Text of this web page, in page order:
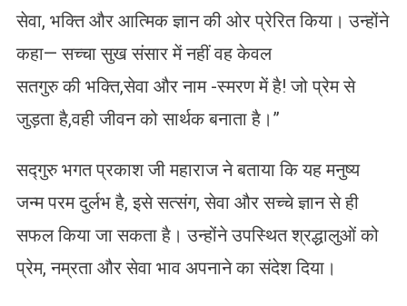
सेवा, भक्ति और आत्मिक ज्ञान की ओर प्रेरित किया। उन्होंने
कहा— सच्चा सुख संसार में नहीं वह केवल
सतगुरु की भक्ति,सेवा और नाम -स्मरण में है! जो प्रेम से
जुड़ता है,वही जीवन को सार्थक बनाता है।”
सद्गुरु भगत प्रकाश जी महाराज ने बताया कि यह मनुष्य
जन्म परम दुर्लभ है, इसे सत्संग, सेवा और सच्चे ज्ञान से ही
सफल किया जा सकता है। उन्होंने उपस्थित श्रद्धालुओं को
प्रेम, नम्रता और सेवा भाव अपनाने का संदेश दिया।